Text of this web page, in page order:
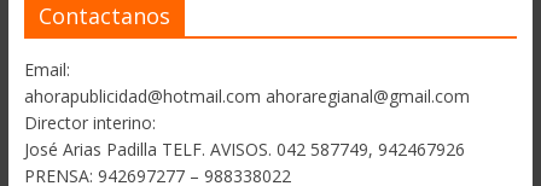
Contactanos
Email:
ahorapublicidad@hotmail.com ahoraregianal@gmail.com
Director interino:
José Arias Padilla TELF. AVISOS. 042 587749, 942467926
PRENSA: 942697277 – 988338022